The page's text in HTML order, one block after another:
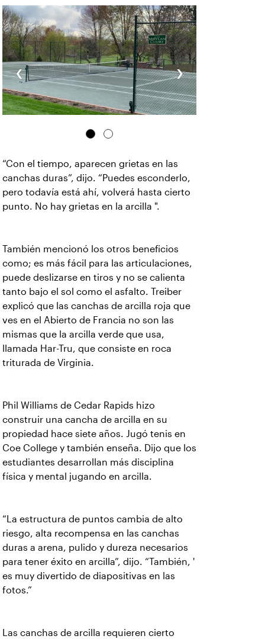
‹ ›
“Con el tiempo, aparecen grietas en las
canchas duras”, dijo. “Puedes esconderlo,
pero todavía está ahí, volverá hasta cierto
punto. No hay grietas en la arcilla ".
También mencionó los otros beneficios
como; es más fácil para las articulaciones,
puede deslizarse en tiros y no se calienta
tanto bajo el sol como el asfalto. Treiber
explicó que las canchas de arcilla roja que
ves en el Abierto de Francia no son las
mismas que la arcilla verde que usa,
llamada Har-Tru, que consiste en roca
triturada de Virginia.
Phil Williams de Cedar Rapids hizo
construir una cancha de arcilla en su
propiedad hace siete años. Jugó tenis en
Coe College y también enseña. Dijo que los
estudiantes desarrollan más disciplina
física y mental jugando en arcilla.
“La estructura de puntos cambia de alto
riesgo, alta recompensa en las canchas
duras a arena, pulido y dureza necesarios
para tener éxito en arcilla”, dijo. “También, '
es muy divertido de diapositivas en las
fotos.”
Las canchas de arcilla requieren cierto